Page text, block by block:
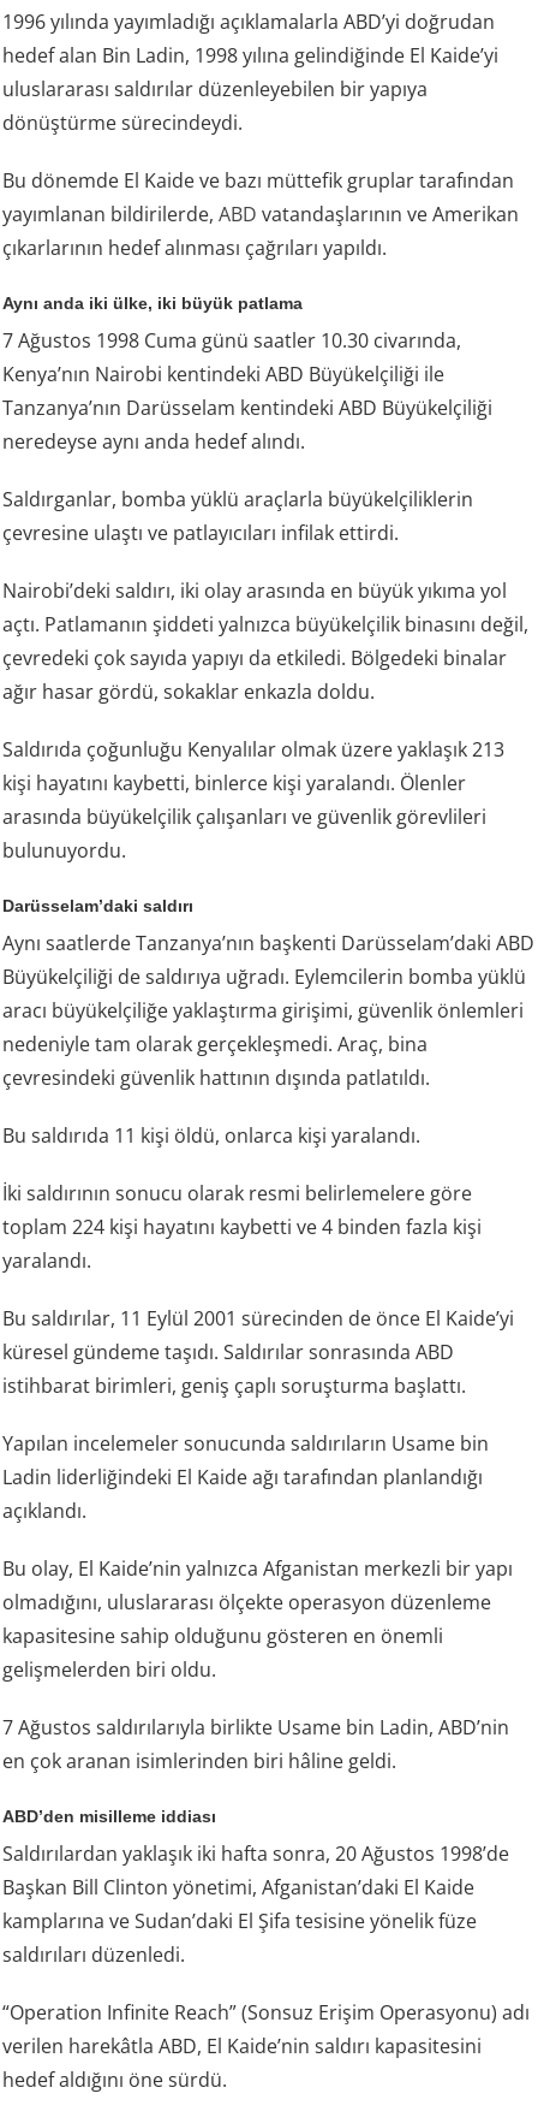
1996 yılında yayımladığı açıklamalarla ABD’yi doğrudan
hedef alan Bin Ladin, 1998 yılına gelindiğinde El Kaide’yi
uluslararası saldırılar düzenleyebilen bir yapıya
dönüştürme sürecindeydi.
Bu dönemde El Kaide ve bazı müttefik gruplar tarafından
yayımlanan bildirilerde,ABD vatandaşlarının ve Amerikan
çıkarlarının hedef alınması çağrıları yapıldı.
Aynı anda iki ülke, iki büyük patlama
7 Ağustos 1998 Cuma günü saatler 10.30 civarında,
Kenya’nın Nairobi kentindeki ABD Büyükelçiliği ile
Tanzanya’nın Darüsselam kentindeki ABD Büyükelçiliği
neredeyse aynı anda hedef alındı.
Saldırganlar, bomba yüklü araçlarla büyükelçiliklerin
çevresine ulaştı ve patlayıcıları infilak ettirdi.
Nairobi’deki saldırı, iki olay arasında en büyük yıkıma yol
açtı. Patlamanın şiddeti yalnızca büyükelçilik binasını değil,
çevredeki çok sayıda yapıyı da etkiledi. Bölgedeki binalar
ağır hasar gördü, sokaklar enkazla doldu.
Saldırıda çoğunluğu Kenyalılar olmak üzere yaklaşık 213
kişi hayatını kaybetti, binlerce kişi yaralandı. Ölenler
arasında büyükelçilik çalışanları ve güvenlik görevlileri
bulunuyordu.
Darüsselam’daki saldırı
Aynı saatlerde Tanzanya’nın başkenti Darüsselam’daki ABD
Büyükelçiliği de saldırıya uğradı. Eylemcilerin bomba yüklü
aracı büyükelçiliğe yaklaştırma girişimi, güvenlik önlemleri
nedeniyle tam olarak gerçekleşmedi. Araç, bina
çevresindeki güvenlik hattının dışında patlatıldı.
Bu saldırıda 11 kişi öldü, onlarca kişi yaralandı.
İki saldırının sonucu olarak resmi belirlemelere göre
toplam 224 kişi hayatını kaybetti ve 4 binden fazla kişi
yaralandı.
Bu saldırılar, 11 Eylül 2001 sürecinden de önce El Kaide’yi
küresel gündeme taşıdı. Saldırılar sonrasında ABD
istihbarat birimleri, geniş çaplı soruşturma başlattı.
Yapılan incelemeler sonucunda saldırıların Usame bin
Ladin liderliğindeki El Kaide ağı tarafından planlandığı
açıklandı.
Bu olay, El Kaide’nin yalnızca Afganistan merkezli bir yapı
olmadığını, uluslararası ölçekte operasyon düzenleme
kapasitesine sahip olduğunu gösteren en önemli
gelişmelerden biri oldu.
7 Ağustos saldırılarıyla birlikte Usame bin Ladin, ABD’nin
en çok aranan isimlerinden biri hâline geldi.
ABD’den misilleme iddiası
Saldırılardan yaklaşık iki hafta sonra, 20 Ağustos 1998’de
Başkan Bill Clinton yönetimi, Afganistan’daki El Kaide
kamplarına ve Sudan’daki El Şifa tesisine yönelik füze
saldırıları düzenledi.
“Operation Infinite Reach” (Sonsuz Erişim Operasyonu) adı
verilen harekâtla ABD, El Kaide’nin saldırı kapasitesini
hedef aldığını öne sürdü.